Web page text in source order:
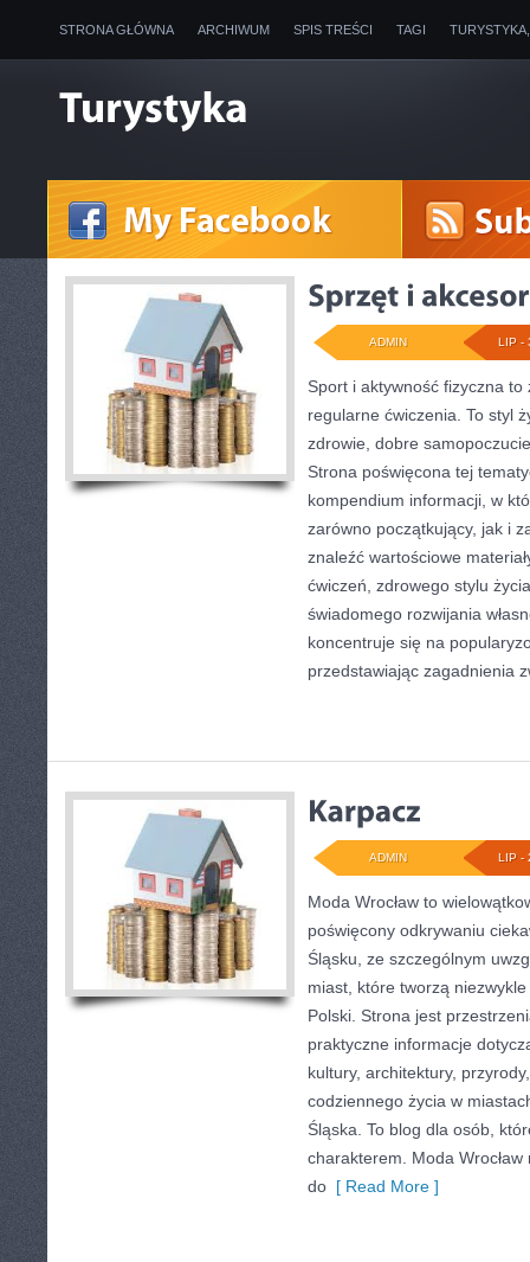
STRONA GŁÓWNA ARCHIWUM SPIS TREŚCI TAGI
LIP -
ADMIN
Sport i aktywność fizyczna
regularne ćwiczenia. To styl
zdrowie, dobre
Strona poświęcona tej
kompendium informacji, w
zarówno początkujący, jak i
znaleźć wartościowe
ćwiczeń, zdrowego stylu
świadomego rozwijania
koncentruje się na
przedstawiając zagadnienia
LIP -
ADMIN
Moda Wrocław to
poświęcony odkrywaniu
Śląsku, ze szczególnym
miast, które tworzą
Polski. Strona jest
praktyczne informacje
kultury, architektury,
codziennego życia w
Śląska. To blog dla osób,
charakterem. Moda Wrocław
do [ Read More ]